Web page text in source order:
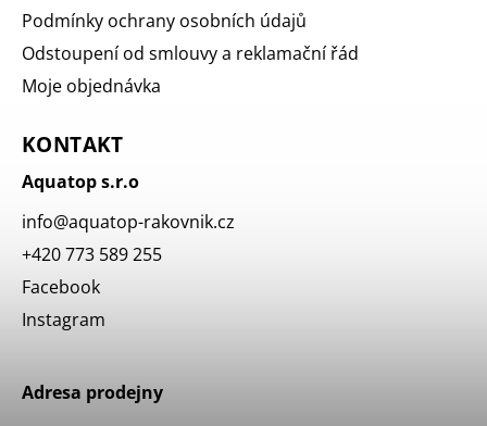
Podmínky ochrany osobních údajů
Odstoupení od smlouvy a reklamační řád
Moje objednávka
KONTAKT
Aquatop s.r.o
info@aquatop-rakovnik.cz
+420 773 589 255
Facebook
Instagram
Adresa prodejny